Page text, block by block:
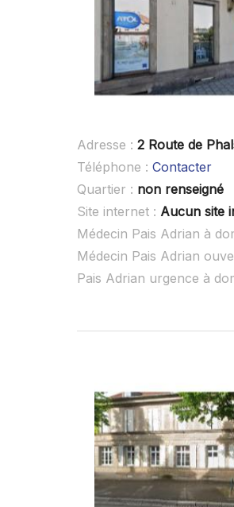
Adresse : 2 Route de
Téléphone : Contacter
Quartier : non renseigné
Site internet : Aucun site
Médecin Pais Adrian à
Médecin Pais Adrian
Pais Adrian urgence à